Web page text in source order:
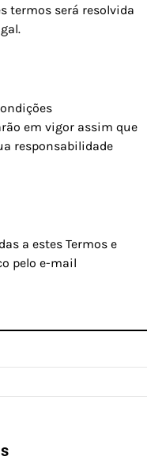
termos será resolvida
em vigor assim que
responsabilidade
a estes Termos e
pelo e-mail